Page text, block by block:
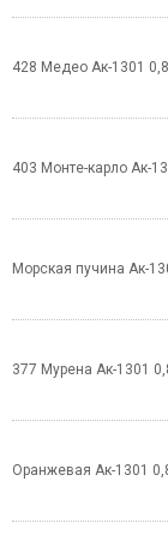
428 Медео Ак-1301
403 Монте-карло Ак-
Морская пучина Ак-
377 Мурена Ак-1301
Оранжевая Ак-1301